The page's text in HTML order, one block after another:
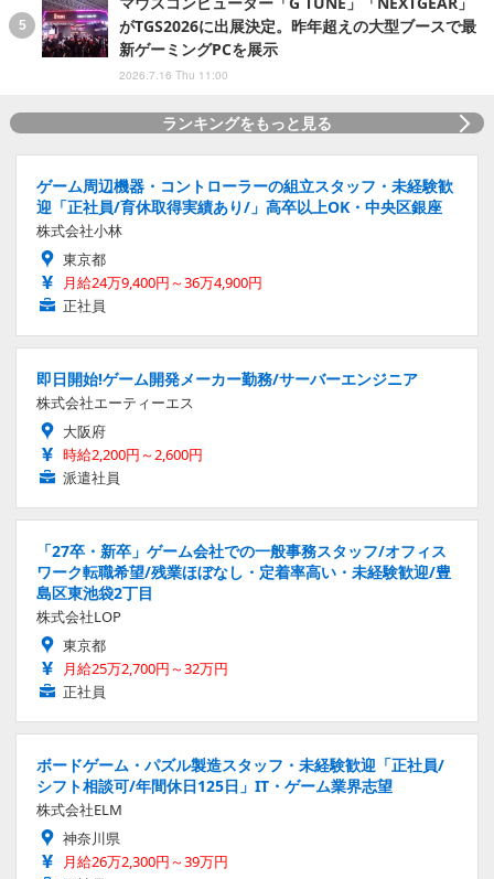
がTGS2026に出展決定。昨年超えの大型ブースで最
新ゲーミングPCを展示
2026.7.16 Thu 11:00
ランキングをもっと見る
ゲーム周辺機器・コントローラーの組立スタッフ・未経験歓
迎「正社員/育休取得実績あり/」高卒以上OK・中央区銀座
株式会社小林
東京都
月給24万9,400円～36万4,900円
正社員
即日開始!ゲーム開発メーカー勤務/サーバーエンジニア
株式会社エーティーエス
大阪府
時給2,200円～2,600円
派遣社員
「27卒・新卒」ゲーム会社での一般事務スタッフ/オフィス
ワーク転職希望/残業ほぼなし・定着率高い・未経験歓迎/豊
島区東池袋2丁目
株式会社LOP
東京都
月給25万2,700円～32万円
正社員
ボードゲーム・パズル製造スタッフ・未経験歓迎「正社員/
シフト相談可/年間休日125日」IT・ゲーム業界志望
株式会社ELM
神奈川県
月給26万2,300円～39万円